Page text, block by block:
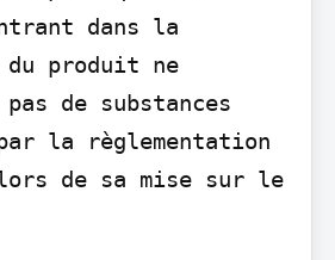
dans la
du produit ne
de substances
la règlementation
de sa mise sur le